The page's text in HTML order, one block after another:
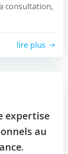
consultation,
lire plus
expertise
au